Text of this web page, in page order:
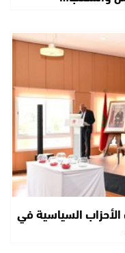
الأحزاب السياسية في